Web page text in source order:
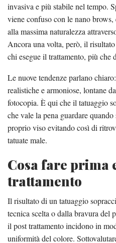
invasiva e più stabile nel tempo.
viene confuso con le nano
alla massima naturalezza
Ancora una volta, però, il
chi esegue il trattamento, più che
Le nuove tendenze parlano
realistiche e armoniose, lontane
fotocopia. È qui che il tatuaggio
che vale la pena guardare
proprio viso evitando così di
tatuate male.
Cosa fare prima
trattamento
Il risultato di un tatuaggio
tecnica scelta o dalla bravura del
il post trattamento incidono in
uniformità del colore.